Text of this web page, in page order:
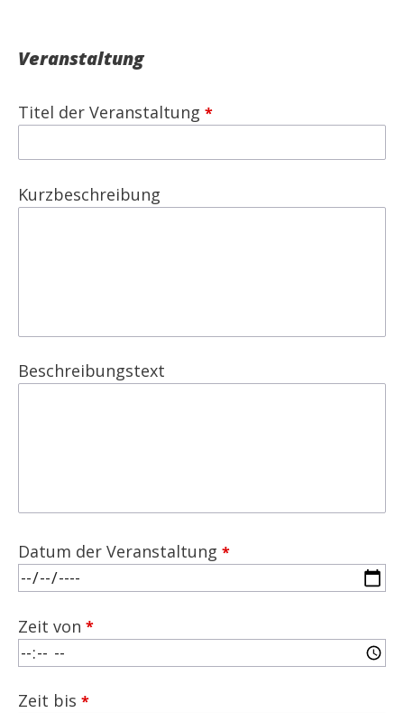
Veranstaltung
Titel der Veranstaltung
Kurzbeschreibung
Beschreibungstext
Datum der Veranstaltung
Zeit von
Zeit bis